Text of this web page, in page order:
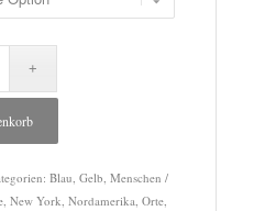
Blau Gelb Menschen /
, New York Nordamerika Orte,